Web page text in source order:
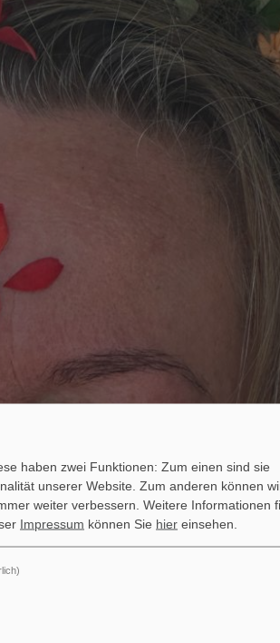
haben zwei Funktionen: Zum einen sind sie
unserer Website. Zum anderen können
weiter verbessern. Weitere Informationen
Impressum können Sie hier einsehen.